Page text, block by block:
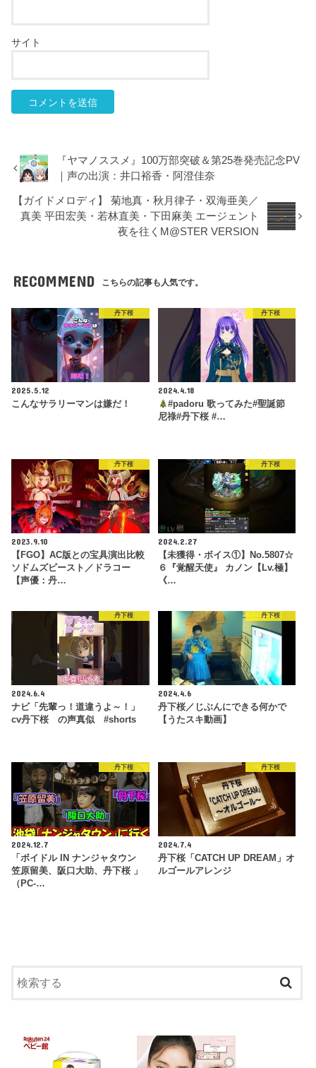
サイト
『ヤマノススメ』100万部突破＆第25巻発売記念PV
｜声の出演：井口裕香・阿澄佳奈
【ガイドメロディ】 菊地真・秋月律子・双海亜美／
真美 平田宏美・若林直美・下田麻美 エージェント
夜を往くM@STER VERSION
RECOMMEND こちらの記事も人気です。
丹下桜
2025.5.12
こんなサラリーマンは嫌だ！
丹下桜
2024.4.18
#padoru 歌ってみた#聖誕節
尼祿#丹下桜 #…
丹下桜
2023.9.10
【FGO】AC版との宝具演出比較
ソドムズビースト／ドラコー
【声優：丹…
丹下桜
2024.2.27
【未獲得・ボイス①】No.5807☆
６『覚醒天使』 カノン【Lv.極】
《…
丹下桜
2024.6.4
ナビ「先輩っ！道違うよ～！」
cv丹下桜 の声真似 #shorts
丹下桜
2024.4.6
丹下桜／じぶんにできる何かで
【うたスキ動画】
丹下桜
2024.12.7
「ボイドル IN ナンジャタウン
笠原留美、阪口大助、丹下桜 」
（PC-…
丹下桜
2024.7.4
丹下桜「CATCH UP DREAM」オ
ルゴールアレンジ